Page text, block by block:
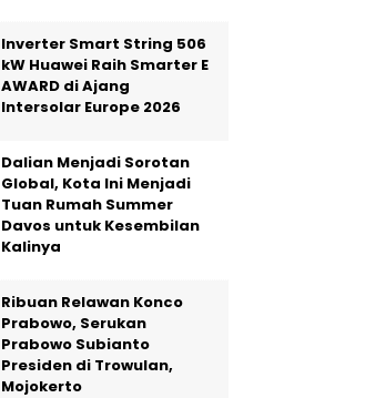
Inverter Smart String 506
kW Huawei Raih Smarter E
AWARD di Ajang
Intersolar Europe 2026
Dalian Menjadi Sorotan
Global, Kota Ini Menjadi
Tuan Rumah Summer
Davos untuk Kesembilan
Kalinya
Ribuan Relawan Konco
Prabowo, Serukan
Prabowo Subianto
Presiden di Trowulan,
Mojokerto